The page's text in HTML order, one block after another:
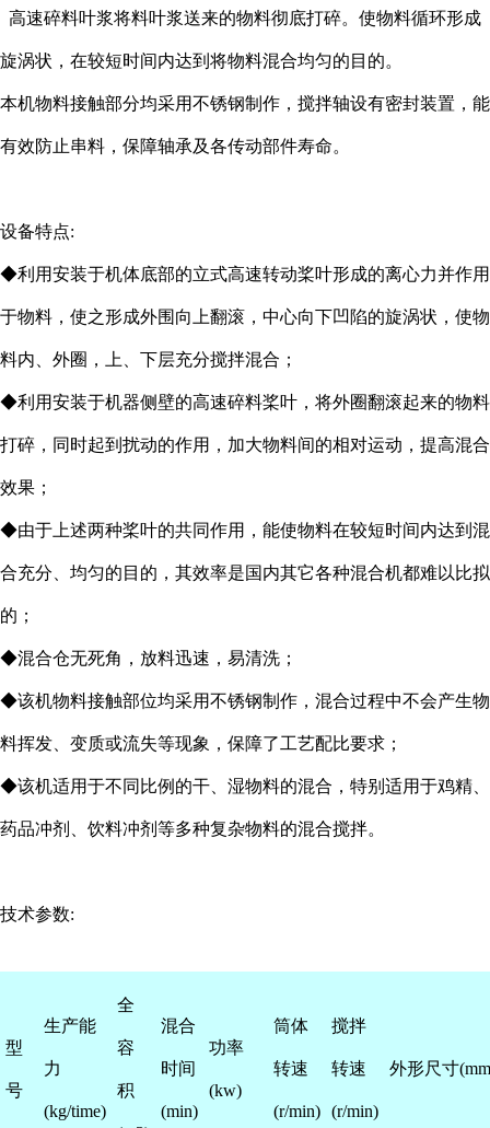
高速碎料叶浆将料叶浆送来的物料彻底打碎。使物料循环形成
旋涡状，在较短时间内达到将物料混合均匀的目的。
本机物料接触部分均采用不锈钢制作，搅拌轴设有密封装置，能
有效防止串料，保障轴承及各传动部件寿命。
设备特点:
◆利用安装于机体底部的立式高速转动桨叶形成的离心力并作用
于物料，使之形成外围向上翻滚，中心向下凹陷的旋涡状，使物
料内、外圈，上、下层充分搅拌混合；
◆利用安装于机器侧壁的高速碎料桨叶，将外圈翻滚起来的物料
打碎，同时起到扰动的作用，加大物料间的相对运动，提高混合
效果；
◆由于上述两种桨叶的共同作用，能使物料在较短时间内达到混
合充分、均匀的目的，其效率是国内其它各种混合机都难以比拟
的；
◆混合仓无死角，放料迅速，易清洗；
◆该机物料接触部位均采用不锈钢制作，混合过程中不会产生物
料挥发、变质或流失等现象，保障了工艺配比要求；
◆该机适用于不同比例的干、湿物料的混合，特别适用于鸡精、
药品冲剂、饮料冲剂等多种复杂物料的混合搅拌。
技术参数:
型
号
生产能
力
(kg/time)
全
容
积
混合
时间
(min)
功率
(kw)
筒体
转速
(r/min)
搅拌
转速
(r/min)
外形尺寸